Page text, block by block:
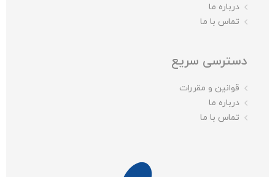
درباره ما
تماس با ما
دسترسی سریع
قوانین و مقررات
درباره ما
تماس با ما